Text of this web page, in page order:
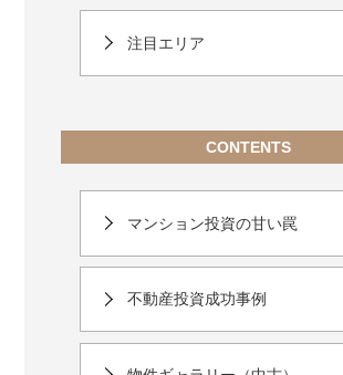
注目エリア
CONTENTS
マンション投資の甘い罠
不動産投資成功事例